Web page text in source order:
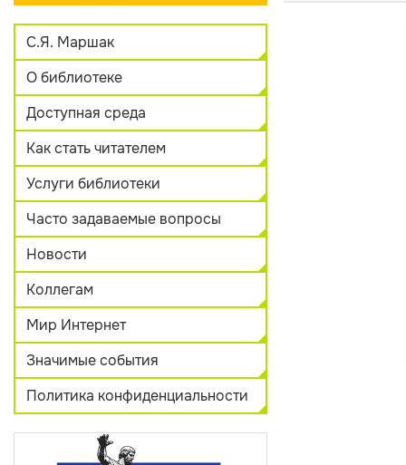
С.Я. Маршак
О библиотеке
Доступная среда
Как стать читателем
Услуги библиотеки
Часто задаваемые вопросы
Новости
Коллегам
Мир Интернет
Значимые события
Политика конфиденциальности